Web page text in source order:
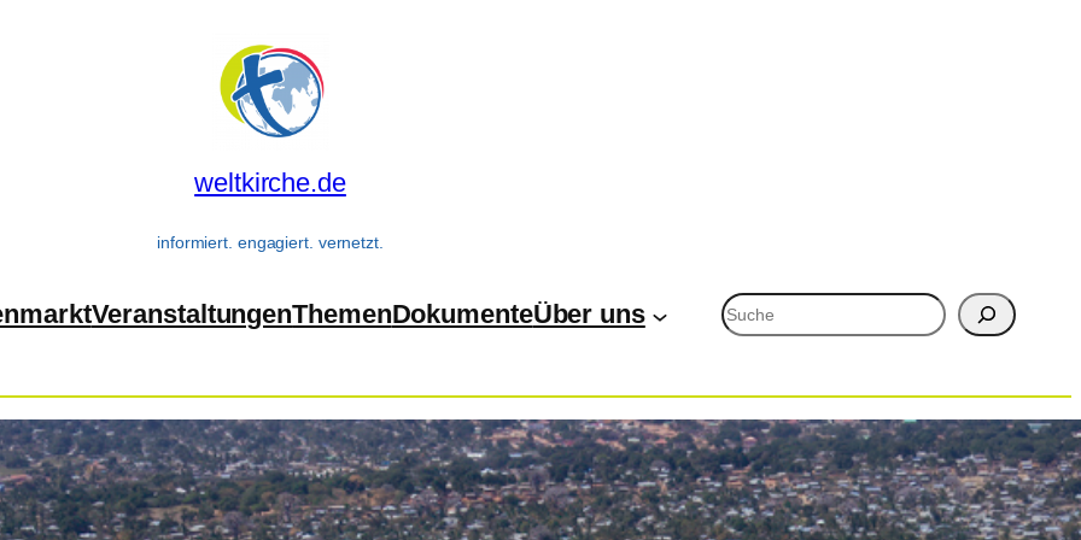
weltkirche.de
informiert. engagiert. vernetzt.
VeranstaltungenThemenDokumenteÜber uns Suchen